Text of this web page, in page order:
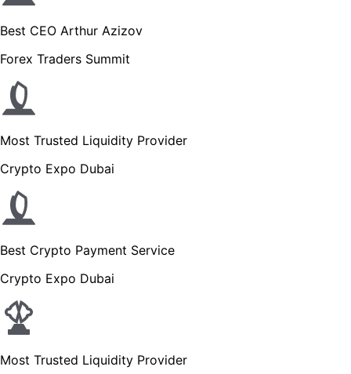
Best CEO Arthur Azizov
Forex Traders Summit
Most Trusted Liquidity Provider
Crypto Expo Dubai
Best Crypto Payment Service
Crypto Expo Dubai
Most Trusted Liquidity Provider